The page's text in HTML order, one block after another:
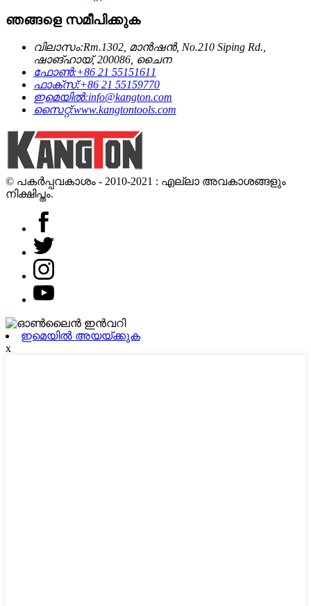
ഞങ്ങളെ സമീപിക്കുക
വിലാസം:Rm.1302, മാൻഷൻ, No.210 Siping Rd.,
ഷാങ്ഹായ്, 200086, ചൈന
ഫോൺ:+86 21 55151611
ഫാക്സ്:+86 21 55159770
ഇമെയിൽ:info@kangton.com
സൈറ്റ്:www.kangtontools.com
© പകർപ്പവകാശം - 2010-2021 : എല്ലാ അവകാശങ്ങളും
നിക്ഷിപ്തം.
ഇമെയിൽ അയയ്ക്കുക
x